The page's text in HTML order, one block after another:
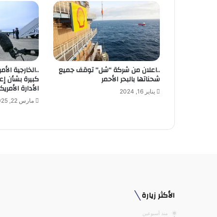
ل
ك
ت
ر
و
ن
ي
..اعلان من شركة “شل” توقف جميع
شحناتها بالبحر الأحمر
يناير 16, 2024
..الخارجية
كبيرة بشأن
الأدارة
مارس 22, 2025
الأكثر زيارة
منذ أسبوعين